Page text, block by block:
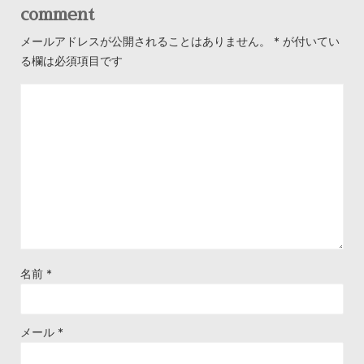
comment
メールアドレスが公開されることはありません。 * が付いてい
る欄は必須項目です
名前 *
メール *